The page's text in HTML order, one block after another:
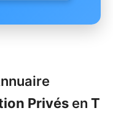
Privés en T